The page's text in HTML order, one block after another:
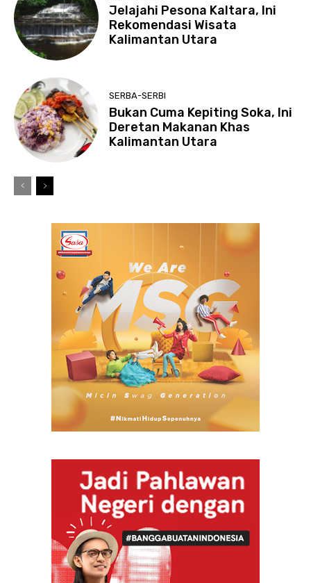
Jelajahi Pesona Kaltara, Ini
Rekomendasi Wisata
Kalimantan Utara
SERBA-SERBI
Bukan Cuma Kepiting Soka, Ini
Deretan Makanan Khas
Kalimantan Utara